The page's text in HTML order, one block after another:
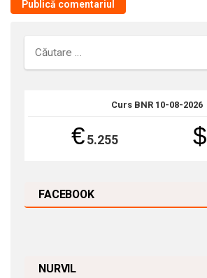
Curs BNR 10-08-2026
€5.255 $
FACEBOOK
NURVIL